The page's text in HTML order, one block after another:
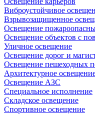
Виброустойчивое
Взрывозащищенное
Освещение
Освещение объектов с
Уличное освещение
Освещение дорог и
Освещение пешеходных
Архитектурное
Освещение АЗС
Специальное исполнение
Складское освещение
Спортивное освещение